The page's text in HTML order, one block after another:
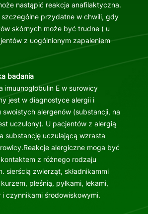
nastąpić reakcja anafilaktyczna.
szczególne przydatne w chwili, gdy
skórnych może być trudne ( u
z uogólnionym zapaleniem
badania
imuunoglobulin E w surowicy
jest w diagnostyce alergii i
swoistych alergenów (substancji, na
uczulony). U pacjentów z alergią
substancję uczulającą wzrasta
alergiczne moga być
z różnego rodzaju
sierścią zwierząt, składnikammi
pleśnią, pyłkami, lekami,
i czynnikami środowiskowymi.